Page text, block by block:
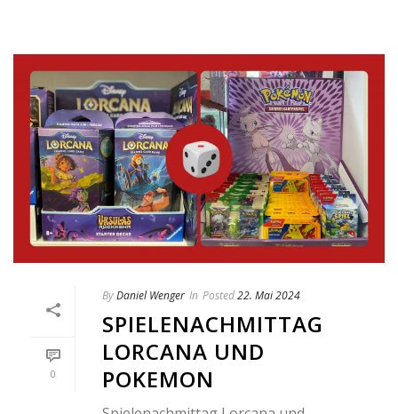
0
ByDaniel Wenger In Posted22. Mai 2024
SPIELENACHMITTAG
LORCANA UND
POKEMON